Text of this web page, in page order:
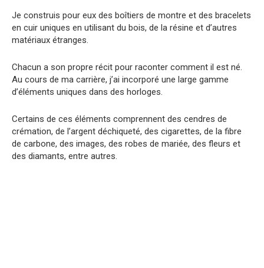
Je construis pour eux des boîtiers de montre et des bracelets
en cuir uniques en utilisant du bois, de la résine et d’autres
matériaux étranges.
Chacun a son propre récit pour raconter comment il est né.
Au cours de ma carrière, j’ai incorporé une large gamme
d’éléments uniques dans des horloges.
Certains de ces éléments comprennent des cendres de
crémation, de l’argent déchiqueté, des cigarettes, de la fibre
de carbone, des images, des robes de mariée, des fleurs et
des diamants, entre autres.